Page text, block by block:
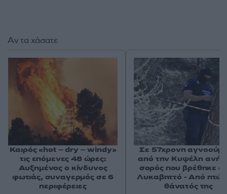
Αν τα χάσατε
Καιρός «hot – dry – windy»
τις επόμενες 48 ώρες:
Αυξημένος ο κίνδυνος
φωτιάς, συναγερμός σε 6
περιφέρειες
Σε 57χρονη
από την Κυψέλη
σορός που βρέθηκε
Λυκαβηττό - Από
θάνατός της